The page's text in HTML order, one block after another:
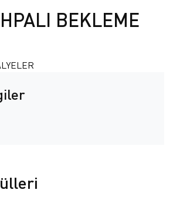
BEKLEME